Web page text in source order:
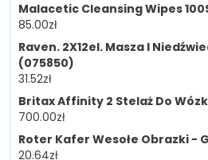
Malacetic Cleansing Wipes
85.00zł
Raven. 2X12el. Masza I
(075850)
31.52zł
Britax Affinity 2 Stelaż Do
700.00zł
Roter Kafer Wesołe Obrazki -
20.64zł